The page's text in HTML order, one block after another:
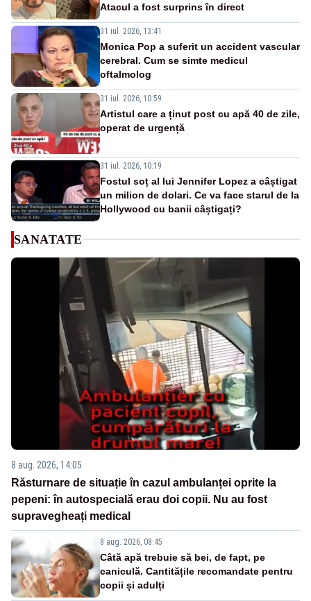
Atacul a fost surprins în direct
31 iul. 2026, 13:41
Monica Pop a suferit un accident vascular
cerebral. Cum se simte medicul
oftalmolog
31 iul. 2026, 10:59
Artistul care a ținut post cu apă 40 de zile,
operat de urgență
31 iul. 2026, 10:19
Fostul soț al lui Jennifer Lopez a câștigat
un milion de dolari. Ce va face starul de la
Hollywood cu banii câștigați?
SANATATE
8 aug. 2026, 14:05
Răsturnare de situație în cazul ambulanței oprite la
pepeni: în autospecială erau doi copii. Nu au fost
supravegheați medical
8 aug. 2026, 08:45
Câtă apă trebuie să bei, de fapt, pe
caniculă. Cantitățile recomandate pentru
copii și adulți